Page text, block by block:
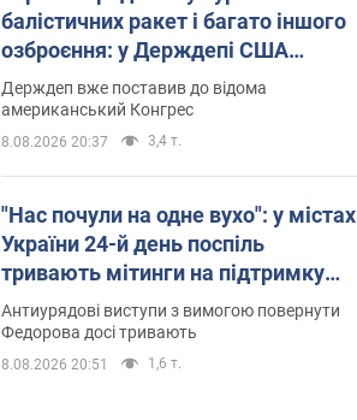
балістичних ракет і багато іншого
озброєння: у Держдепі США
оприлюднили список
Держдеп вже поставив до відома
американський Конгрес
8.08.2026 20:37 3,4 т.
"Нас почули на одне вухо": у містах
України 24-й день поспіль
тривають мітинги на підтримку
Федорова. Фото і відео
Антиурядові виступи з вимогою повернути
Федорова досі тривають
8.08.2026 20:51 1,6 т.